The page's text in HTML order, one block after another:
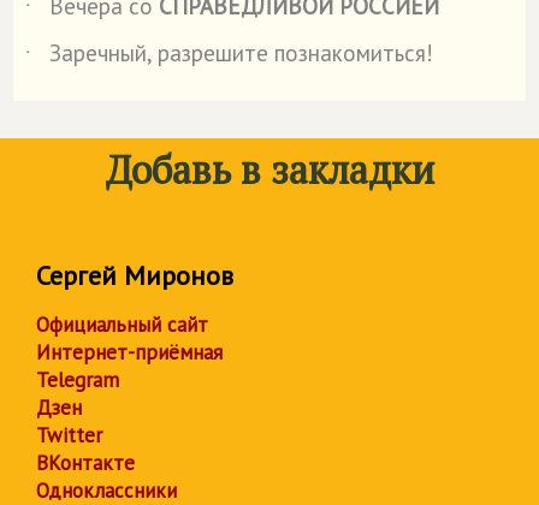
˙
Вечера со СПРАВЕДЛИВОЙ РОССИЕЙ
˙
Заречный, разрешите познакомиться!
Добавь в закладки
Сергей Миронов
Официальный сайт
Интернет-приёмная
Telegram
Дзен
Twitter
ВКонтакте
Одноклассники